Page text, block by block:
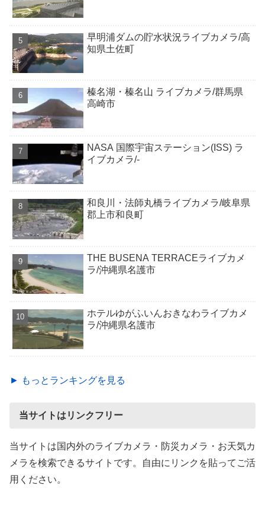
早明浦ダムの貯水状況ライブカメラ/高
知県土佐町
榛名湖・榛名山 ライブカメラ/群馬県
高崎市
NASA 国際宇宙ステーション(ISS) ラ
イブカメラ/-
和良川・法師丸橋ライブカメラ/岐阜県
郡上市和良町
THE BUSENA TERRACEライブカメ
ラ/沖縄県名護市
ホテルゆがふいんおきなわライブカメ
ラ/沖縄県名護市
► もっとランキングを見る
当サイトはリンクフリー
当サイトは国内外のライブカメラ・防災カメラ・お天気カ
メラを検索できるサイトです。自由にリンクを貼ってご活
用ください。